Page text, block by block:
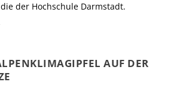
der Hochschule Darmstadt.
AUF DER